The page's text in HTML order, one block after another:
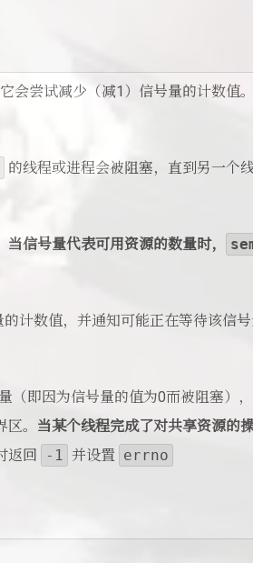
会尝试减少（减1）信号量的计数值
的线程或进程会被阻塞，直到另一个
当信号量代表可用资源的数量时，
计数值，并通知可能正在等待该信
（即因为信号量的值为0而被阻塞）
。 当某个线程完成了对共享资源的
返回 -1 并设置 errno